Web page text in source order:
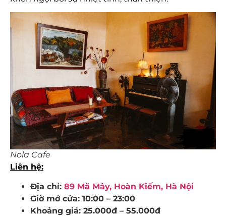
Nola Cafe
Liên hệ:
Địa chỉ: 89 Mã Mây, Hoàn Kiếm, Hà Nội
Giờ mở cửa: 10:00 – 23:00
Khoảng giá: 25.000đ – 55.000đ